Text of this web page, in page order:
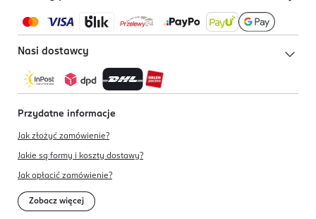
Nasi dostawcy
Przydatne informacje
Jak złożyć zamówienie?
Jakie są formy i koszty dostawy?
Jak opłacić zamówienie?
Zobacz więcej